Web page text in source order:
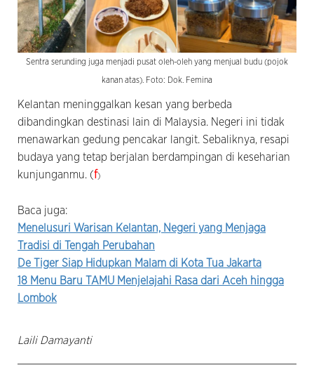
Sentra serunding juga menjadi pusat oleh-oleh yang menjual budu (pojok
kanan atas). Foto: Dok. Femina
Kelantan meninggalkan kesan yang berbeda
dibandingkan destinasi lain di Malaysia. Negeri ini tidak
menawarkan gedung pencakar langit. Sebaliknya, resapi
budaya yang tetap berjalan berdampingan di keseharian
kunjunganmu. (f)
Baca juga:
Menelusuri Warisan Kelantan, Negeri yang Menjaga
Tradisi di Tengah Perubahan
De Tiger Siap Hidupkan Malam di Kota Tua Jakarta
18 Menu Baru TAMU Menjelajahi Rasa dari Aceh hingga
Lombok
Laili Damayanti